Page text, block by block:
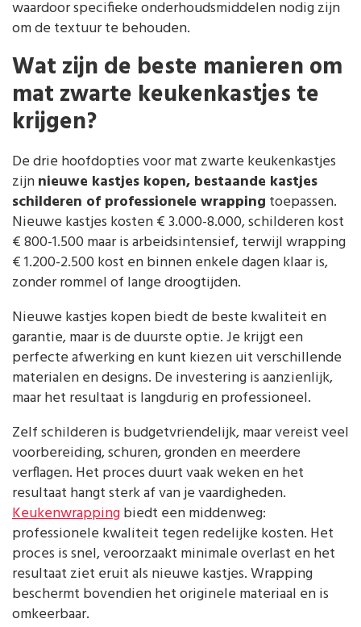
waardoor specifieke onderhoudsmiddelen nodig zijn
om de textuur te behouden.
Wat zijn de beste manieren om
mat zwarte keukenkastjes te
krijgen?
De drie hoofdopties voor mat zwarte keukenkastjes
zijnnieuwe kastjes kopen, bestaande kastjes
schilderen of professionele wrapping toepassen.
Nieuwe kastjes kosten € 3.000-8.000, schilderen kost
€ 800-1.500 maar is arbeidsintensief, terwijl wrapping
€ 1.200-2.500 kost en binnen enkele dagen klaar is,
zonder rommel of lange droogtijden.
Nieuwe kastjes kopen biedt de beste kwaliteit en
garantie, maar is de duurste optie. Je krijgt een
perfecte afwerking en kunt kiezen uit verschillende
materialen en designs. De investering is aanzienlijk,
maar het resultaat is langdurig en professioneel.
Zelf schilderen is budgetvriendelijk, maar vereist veel
voorbereiding, schuren, gronden en meerdere
verflagen. Het proces duurt vaak weken en het
resultaat hangt sterk af van je vaardigheden.
Keukenwrappingbiedt een middenweg:
professionele kwaliteit tegen redelijke kosten. Het
proces is snel, veroorzaakt minimale overlast en het
resultaat ziet eruit als nieuwe kastjes. Wrapping
beschermt bovendien het originele materiaal en is
omkeerbaar.